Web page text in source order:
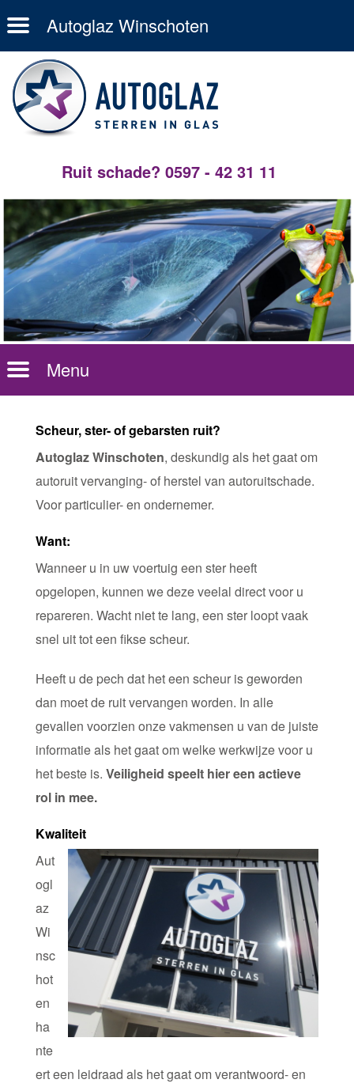
Autoglaz Winschoten
Ruit schade? 0597 - 42 31 11
Menu
Scheur, ster- of gebarsten ruit?
Autoglaz Winschoten, deskundig als het gaat om
autoruit vervanging- of herstel van autoruitschade.
Voor particulier- en ondernemer.
Want:
Wanneer u in uw voertuig een ster heeft
opgelopen, kunnen we deze veelal direct voor u
repareren. Wacht niet te lang, een ster loopt vaak
snel uit tot een fikse scheur.
Heeft u de pech dat het een scheur is geworden
dan moet de ruit vervangen worden. In alle
gevallen voorzien onze vakmensen u van de juiste
informatie als het gaat om welke werkwijze voor u
het beste is. Veiligheid speelt hier een actieve
rol in mee.
Kwaliteit
Aut
ogl
az
Wi
nsc
hot
en
ha
nte
ert een leidraad als het gaat om verantwoord- en